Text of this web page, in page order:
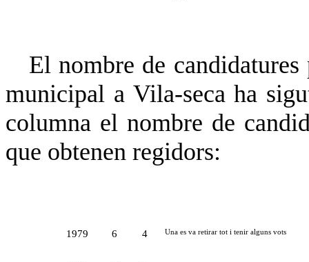
El nombre de candidatures
municipal a Vila-seca ha
columna el nombre de
que obtenen regidors:
1979 6 4 Una es va retirar tot i tenir alguns vots